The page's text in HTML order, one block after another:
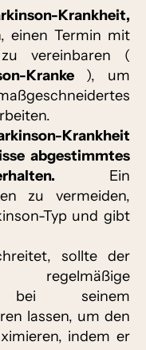
Krankheit,
einen Termin mit
vereinbaren (
Kranke), um
Krankheit
abgestimmtes
Ein
zu vermeiden,
Typ und gibt
sollte der
bei seinem
lassen, um den
indem er